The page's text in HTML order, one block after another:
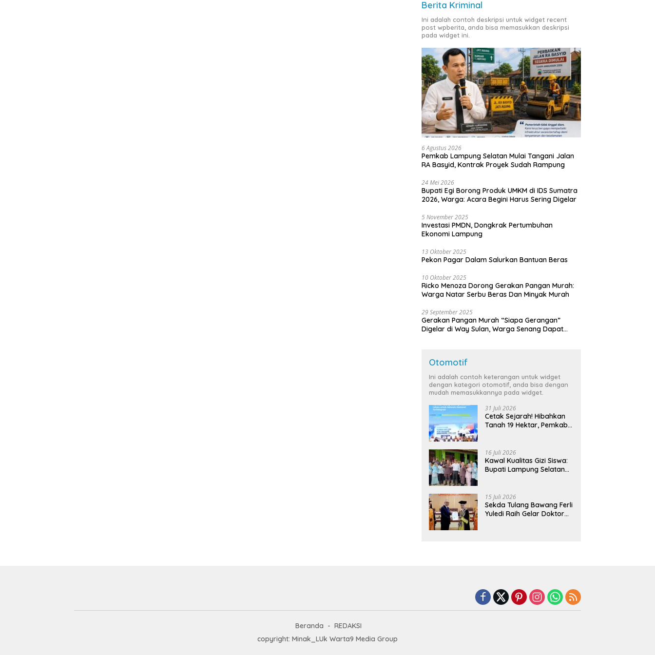
Berita Kriminal
Ini adalah contoh deskripsi untuk widget recent
post wpberita, anda bisa memasukkan deskripsi
pada widget ini.
6 Agustus 2026
Pemkab Lampung Selatan Mulai Tangani Jalan
RA Basyid, Kontrak Proyek Sudah Rampung
24 Mei 2026
Bupati Egi Borong Produk UMKM di IDS Sumatra
2026, Warga: Acara Begini Harus Sering Digelar
5 November 2025
Investasi PMDN, Dongkrak Pertumbuhan
Ekonomi Lampung
13 Oktober 2025
Pekon Pagar Dalam Salurkan Bantuan Beras
10 Oktober 2025
Ricko Menoza Dorong Gerakan Pangan Murah:
Warga Natar Serbu Beras Dan Minyak Murah
29 September 2025
Gerakan Pangan Murah “Siapa Gerangan”
Digelar di Way Sulan, Warga Senang Dapat
Otomotif
Ini adalah contoh keterangan untuk widget
dengan kategori otomotif, anda bisa dengan
mudah memasukkannya pada widget.
31 Juli 2026
Cetak Sejarah! Hibahkan
Tanah 19 Hektar, Pemkab
Terintegrasi Pertama di
Lampung
16 Juli 2026
Kawal Kualitas Gizi Siswa:
Bupati Lampung Selatan
Bergizi Gratis di Natar
15 Juli 2026
Sekda Tulang Bawang Ferli
Yuledi Raih Gelar Doktor
Beranda
REDAKSI
copyright: Minak_LUk Warta9 Media Group